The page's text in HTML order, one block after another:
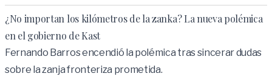
¿No importan los kilómetros de la zanka? La nueva polémica
en el gobierno de Kast
Fernando Barros encendió la polémica tras sincerar dudas
sobre la zanja fronteriza prometida.